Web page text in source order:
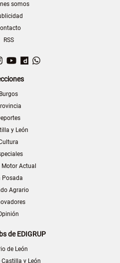
somos
RSS
Instagram
YouTubeDailymotion
Burgos
y León
Motor Actual
Posada
Agrario
de EDIGRUP
de León
Castilla y León